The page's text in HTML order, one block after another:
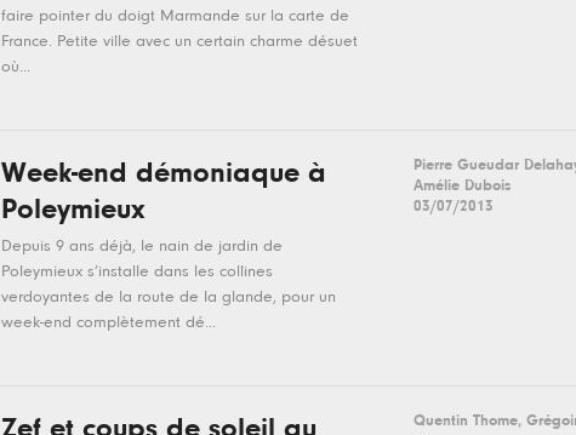
faire pointer du doigt Marmande sur la carte de
France. Petite ville avec un certain charme désuet
où...
Week-end démoniaque à
Poleymieux
Depuis 9 ans déjà, le nain de jardin de
Poleymieux s’installe dans les collines
verdoyantes de la route de la glande, pour un
week-end complètement dé...
Pierre Gueudar
Amélie Dubois
03/07/2013
Zef et coups de soleil au
Quentin Thome,